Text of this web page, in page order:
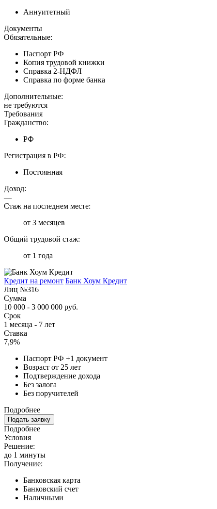
Аннуитетный
Документы
Обязательные:
Паспорт РФ
Копия трудовой книжки
Справка 2-НДФЛ
Справка по форме банка
Дополнительные:
не требуются
Требования
Гражданство:
РФ
Регистрация в РФ:
Постоянная
Доход:
—
Стаж на последнем месте:
от 3 месяцев
Общий трудовой стаж:
от 1 года
Кредит на ремонт Банк Хоум Кредит
Лиц №316
Сумма
10 000 - 3 000 000 руб.
Срок
1 месяца - 7 лет
Ставка
7,9%
Паспорт РФ +1 документ
Возраст от 25 лет
Подтверждение дохода
Без залога
Без поручителей
Подробнее
Подать заявку
Подробнее
Условия
Решение:
до 1 минуты
Получение:
Банковская карта
Банковский счет
Наличными